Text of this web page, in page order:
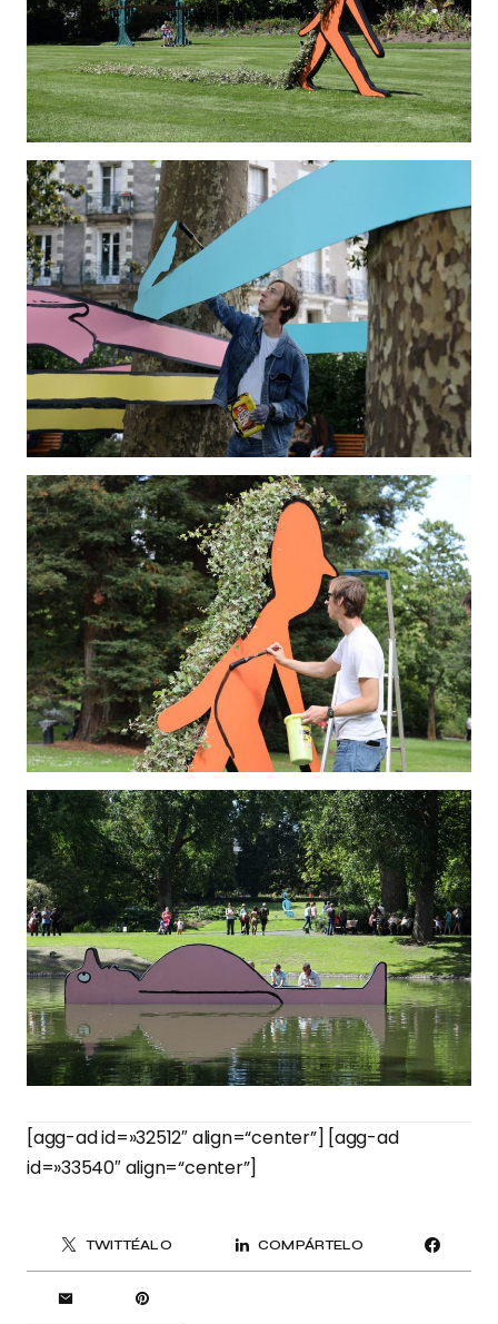
[agg-ad id=»32512″ align=“center”] [agg-ad
id=»33540″ align=“center”]
TWITTÉALO COMPÁRTELO